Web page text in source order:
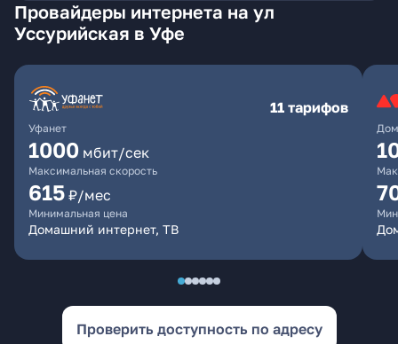
Провайдеры интернета на ул
Уссурийская в Уфе
Уфанет
11 тарифов
1000 мбит/сек
Максимальная скорость
615 ₽/мес
Минимальная цена
Домашний интернет, ТВ
Проверить доступность по адресу